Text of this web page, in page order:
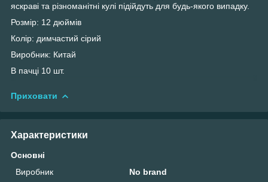
яскраві та різноманітні кулі підійдуть для будь-якого випадку.
Розмір: 12 дюймів
Колір: димчастий сірий
Виробник: Китай
В пачці 10 шт.
Приховати
Характеристики
Основні
Виробник
No brand